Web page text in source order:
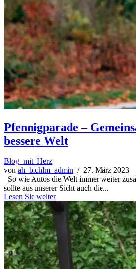
Pfennigparade –
bessere Welt
Blog_mit_Herz
von ah_bichlm_admin / 27. März 2023
So wie Autos die Welt immer weiter
sollte aus unserer Sicht auch die...
Lesen Sie weiter